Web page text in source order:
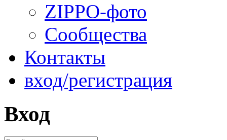
ZIPPO-фото
Сообщества
Контакты
вход/регистрация
Вход